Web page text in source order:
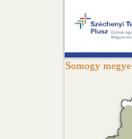
Somogy megye